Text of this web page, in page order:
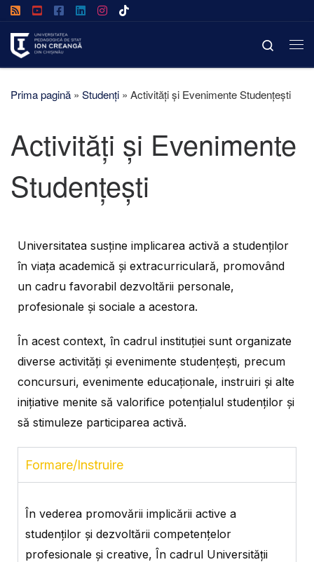
Afișează întregul conținut
Search
Prima pagină » Studenți » Activități și Evenimente Studențești
Activități și Evenimente
Studențești
Universitatea susține implicarea activă a studenților
în viața academică și extracurriculară, promovând
un cadru favorabil dezvoltării personale,
profesionale și sociale a acestora.
În acest context, în cadrul instituției sunt organizate
diverse activități și evenimente studențești, precum
concursuri, evenimente educaționale, instruiri și alte
inițiative menite să valorifice potențialul studenților și
să stimuleze participarea activă.
Formare/Instruire
În vederea promovării implicării active a
studenților și dezvoltării competențelor
profesionale și creative, În cadrul Universității